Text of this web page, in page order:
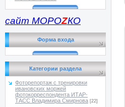
сайт МОРОZКО
Форма входа
Категории раздела
Фоторепортаж с тренировки
ивановских моржей
фотокорреспондента ИТАР-
ТАСС Владимира Смирнова [22]